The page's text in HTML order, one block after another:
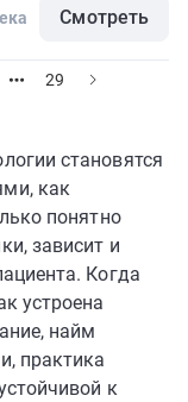
Смотреть
29
становятся
как
понятно
зависит и
Когда
устроена
найм
практика
к